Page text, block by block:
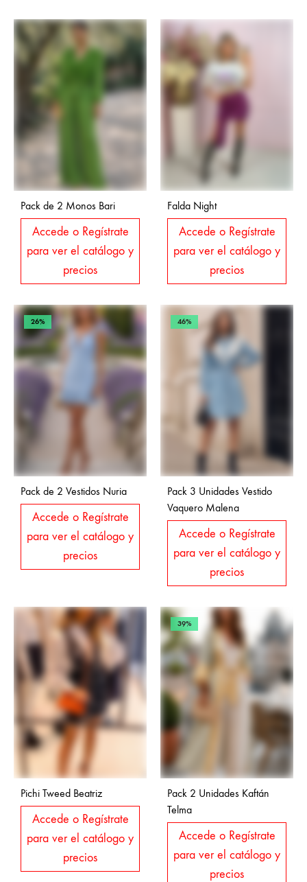
Pack de 2 Monos Bari
Accede o Regístrate
para ver el catálogo y
precios
Falda Night
Accede o Regístrate
para ver el catálogo y
precios
26%
Pack de 2 Vestidos Nuria
Accede o Regístrate
para ver el catálogo y
precios
46%
Pack 3 Unidades Vestido
Vaquero Malena
Accede o Regístrate
para ver el catálogo y
precios
Pichi Tweed Beatriz
Accede o Regístrate
para ver el catálogo y
precios
39%
Pack 2 Unidades Kaftán
Telma
Accede o Regístrate
para ver el catálogo y
precios